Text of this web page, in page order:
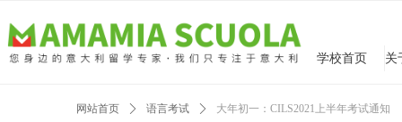
学校首页
网站首页 ꄲ 语言考试 ꄲ 大年初一：CILS2021上半年考试通知